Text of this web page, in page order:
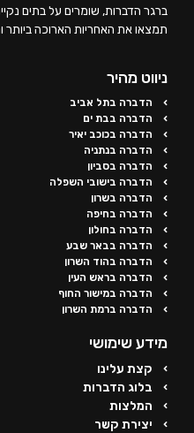
תמצאו את האחריות הארוכה ביותר
ניווט מהיר
הדברה בתל אביב
הדברה בבת ים
הדברה בכוכב יאיר
הדברה בנתניה
הדברה בסביון
הדברה בישובי השפלה
הדברה בשרון
הדברה בחיפה
הדברה בחולון
הדברה בבאר שבע
הדברה בהוד השרון
הדברה בראש העין
הדברה במישור החוף
הדברה ברמת השרון
מידע שימושי
קצת עלינו
בלוג הדברות
המלצות
יצירת קשר